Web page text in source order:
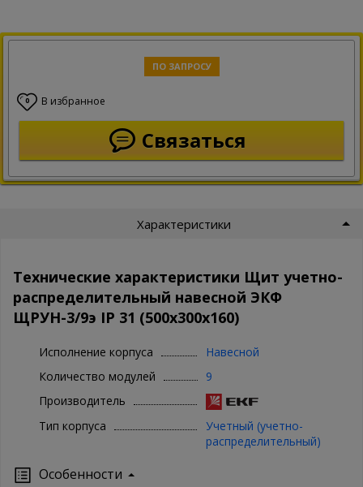
ПО ЗАПРОСУ
0 В избранное
Связаться
Характеристики
Технические характеристики Щит учетно-
распределительный навесной ЭКФ
ЩРУН-3/9э IP 31 (500х300х160)
Исполнение корпуса
Навесной
Количество модулей
9
Производитель
Тип корпуса
Учетный (учетно-
распределительный)
Особенности